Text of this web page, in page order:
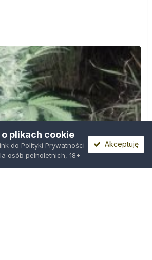
plikach cookie
do Polityki Prywatności
osób pełnoletnich, 18+
Akceptuję